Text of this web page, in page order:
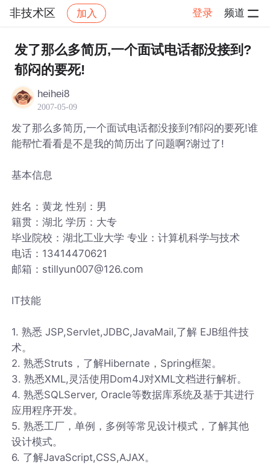
非技术区 加入 登录 频道
社区 非技术区 帖子详情
发了那么多简历,一个面试电话都没接到?
郁闷的要死!
heihei8
2007-05-09
发了那么多简历,一个面试电话都没接到?郁闷的要死!谁
能帮忙看看是不是我的简历出了问题啊?谢过了!
基本信息
姓名：黄龙 性别：男
籍贯：湖北 学历：大专
毕业院校：湖北工业大学 专业：计算机科学与技术
电话：13414470621
邮箱：stillyun007@126.com
IT技能
1. 熟悉 JSP,Servlet,JDBC,JavaMail,了解 EJB组件技
术。
2. 熟悉Struts，了解Hibernate，Spring框架。
3. 熟悉XML,灵活使用Dom4J对XML文档进行解析。
4. 熟悉SQLServer, Oracle等数据库系统及基于其进行
应用程序开发。
5. 熟悉工厂，单例，多例等常见设计模式，了解其他
设计模式。
6. 了解JavaScript,CSS,AJAX。